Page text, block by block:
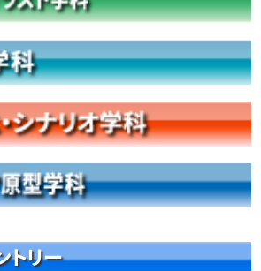
トリー